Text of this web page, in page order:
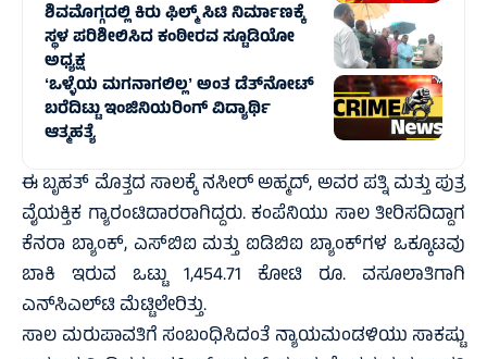
ಶಿವಮೊಗ್ಗದಲ್ಲಿ ಕಿರು ಫಿಲ್ಮ್ ಸಿಟಿ ನಿರ್ಮಾಣಕ್ಕೆ
ಸ್ಥಳ ಪರಿಶೀಲಿಸಿದ ಕಂಠೀರವ ಸ್ಟೂಡಿಯೋ
ಅಧ್ಯಕ್ಷ
ʻಒಳ್ಳೆಯ ಮಗನಾಗಲಿಲ್ಲʼ ಅಂತ ಡೆತ್‌ನೋಟ್
ಬರೆದಿಟ್ಟು ಇಂಜಿನಿಯರಿಂಗ್ ವಿದ್ಯಾರ್ಥಿ
ಆತ್ಮಹತ್ಯೆ‌
ಈ ಬೃಹತ್ ಮೊತ್ತದ ಸಾಲಕ್ಕೆ ನಸೀರ್ ಅಹ್ಮದ್, ಅವರ ಪತ್ನಿ ಮತ್ತು ಪುತ್ರ
ವೈಯಕ್ತಿಕ ಗ್ಯಾರಂಟಿದಾರರಾಗಿದ್ದರು. ಕಂಪೆನಿಯು ಸಾಲ ತೀರಿಸದಿದ್ದಾಗ
ಕೆನರಾ ಬ್ಯಾಂಕ್, ಎಸ್‌ಬಿಐ ಮತ್ತು ಐಡಿಬಿಐ ಬ್ಯಾಂಕ್‌ಗಳ ಒಕ್ಕೂಟವು
ಬಾಕಿ ಇರುವ ಒಟ್ಟು 1,454.71 ಕೋಟಿ ರೂ. ವಸೂಲಾತಿಗಾಗಿ
ಎನ್‌ಸಿಎಲ್‌ಟಿ ಮೆಟ್ಟಿಲೇರಿತ್ತು.
ಸಾಲ ಮರುಪಾವತಿಗೆ ಸಂಬಂಧಿಸಿದಂತೆ ನ್ಯಾಯಮಂಡಳಿಯು ಸಾಕಷ್ಟು